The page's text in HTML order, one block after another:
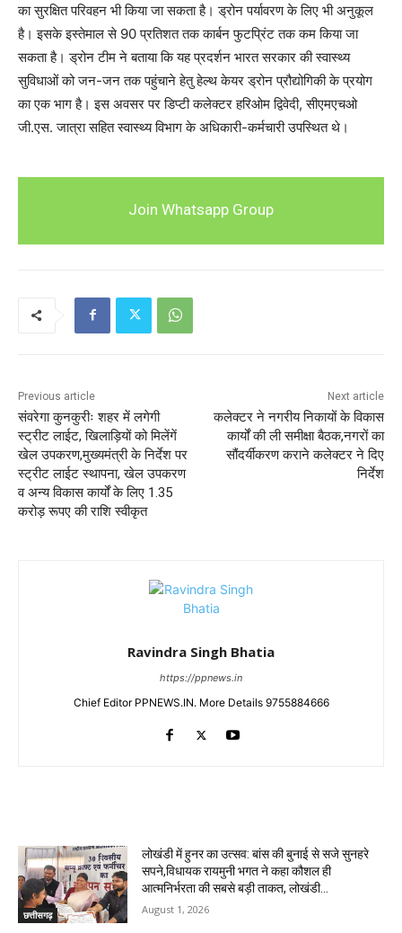
का सुरक्षित परिवहन भी किया जा सकता है। ड्रोन पर्यावरण के लिए भी अनुकूल
है। इसके इस्तेमाल से 90 प्रतिशत तक कार्बन फुटप्रिंट तक कम किया जा
सकता है। ड्रोन टीम ने बताया कि यह प्रदर्शन भारत सरकार की स्वास्थ्य
सुविधाओं को जन-जन तक पहुंचाने हेतु हेल्थ केयर ड्रोन प्रौद्योगिकी के प्रयोग
का एक भाग है। इस अवसर पर डिप्टी कलेक्टर हरिओम द्विवेदी, सीएमएचओ
जी.एस. जात्रा सहित स्वास्थ्य विभाग के अधिकारी-कर्मचारी उपस्थित थे।
Join Whatsapp Group
Previous article
संवरेगा कुनकुरीः शहर में लगेगी
स्ट्रीट लाईट, खिलाड़ियों को मिलेंगें
खेल उपकरण,मुख्यमंत्री के निर्देश पर
स्ट्रीट लाईट स्थापना, खेल उपकरण
व अन्य विकास कार्यों के लिए 1.35
करोड़ रूपए की राशि स्वीकृत
Next article
कलेक्टर ने नगरीय निकायों के विकास
कार्यों की ली समीक्षा बैठक,नगरों का
सौंदर्यीकरण कराने कलेक्टर ने दिए
निर्देश
Ravindra Singh Bhatia
https://ppnews.in
Chief Editor PPNEWS.IN. More Details 9755884666
छत्तीसगढ़
लोखंडी में हुनर का उत्सव: बांस की बुनाई से सजे सुनहरे
सपने,विधायक रायमुनी भगत ने कहा कौशल ही
आत्मनिर्भरता की सबसे बड़ी ताकत, लोखंडी...
August 1, 2026